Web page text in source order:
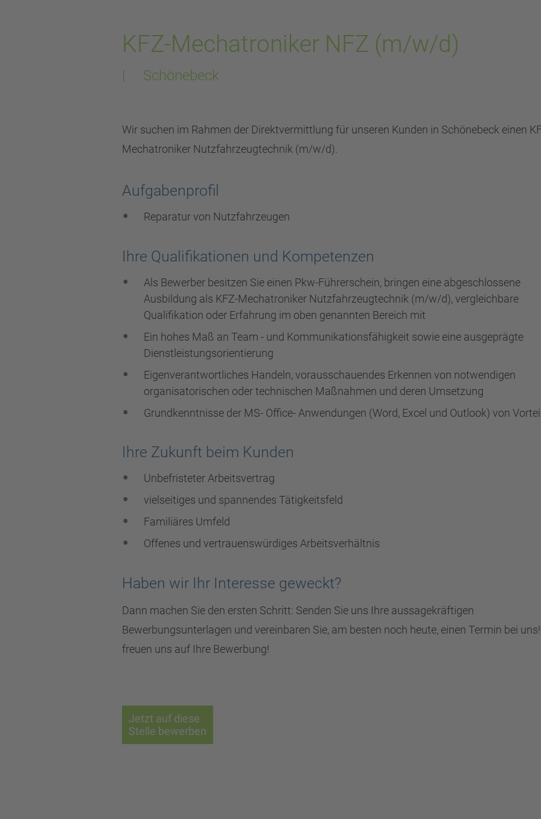
KFZ-Mechatroniker NFZ (m/w/d)
| Schönebeck
Wir suchen im Rahmen der Direktvermittlung für unseren Kunden in Schönebeck einen
Mechatroniker Nutzfahrzeugtechnik (m/w/d).
Aufgabenprofil
Reparatur von Nutzfahrzeugen
Ihre Qualifikationen und Kompetenzen
Als Bewerber besitzen Sie einen Pkw-Führerschein, bringen eine abgeschlossene
Ausbildung als KFZ-Mechatroniker Nutzfahrzeugtechnik (m/w/d), vergleichbare
Qualifikation oder Erfahrung im oben genannten Bereich mit
Ein hohes Maß an Team - und Kommunikationsfähigkeit sowie eine ausgeprägte
Dienstleistungsorientierung
Eigenverantwortliches Handeln, vorausschauendes Erkennen von notwendigen
organisatorischen oder technischen Maßnahmen und deren Umsetzung
Grundkenntnisse der MS- Office- Anwendungen (Word, Excel und Outlook) von
Ihre Zukunft beim Kunden
Unbefristeter Arbeitsvertrag
vielseitiges und spannendes Tätigkeitsfeld
Familiäres Umfeld
Offenes und vertrauenswürdiges Arbeitsverhältnis
Haben wir Ihr Interesse geweckt?
Dann machen Sie den ersten Schritt: Senden Sie uns Ihre aussagekräftigen
Bewerbungsunterlagen und vereinbaren Sie, am besten noch heute, einen Termin bei
freuen uns auf Ihre Bewerbung!
Jetzt auf diese
Stelle bewerben